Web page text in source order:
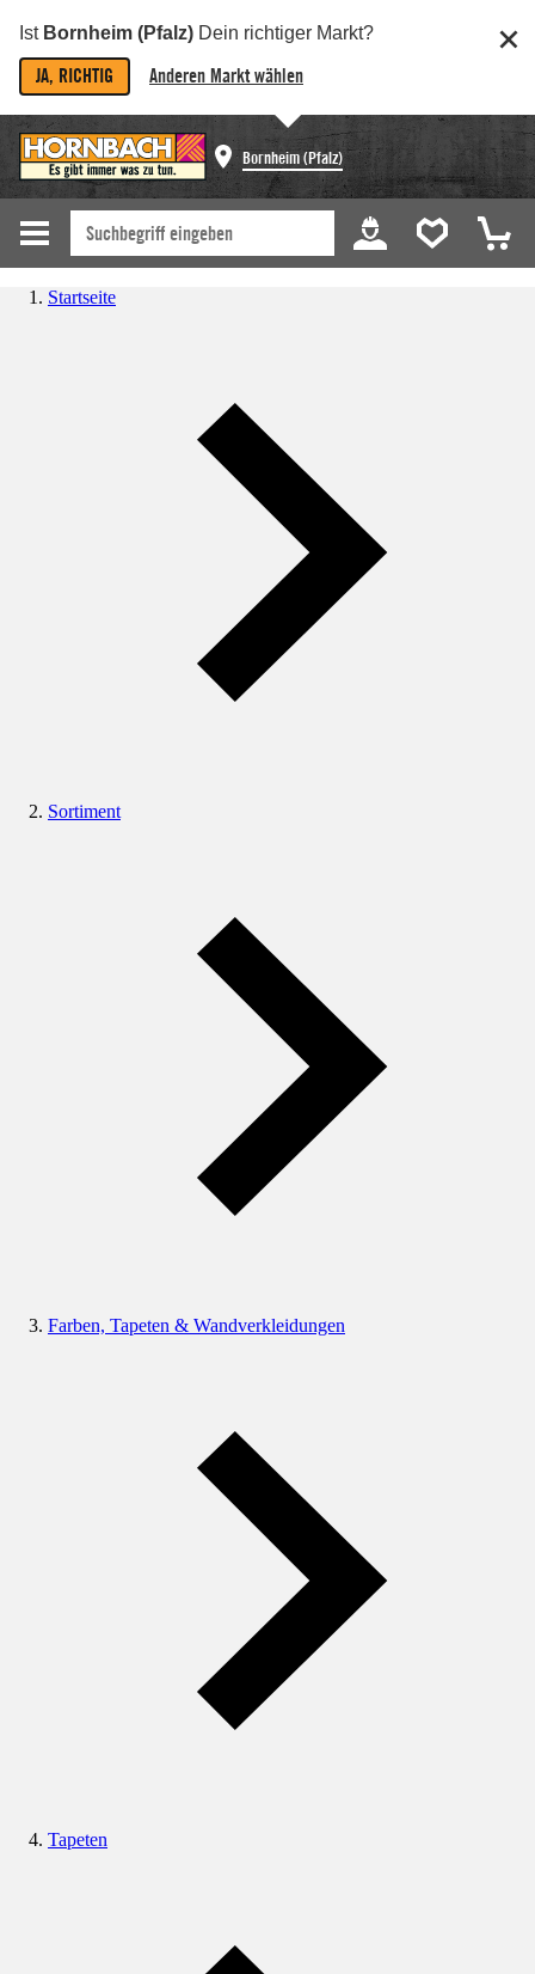
Ist Bornheim (Pfalz) Dein richtiger Markt?
JA, RICHTIG Anderen Markt wählen
Bornheim (Pfalz)
Startseite
Sortiment
Farben, Tapeten & Wandverkleidungen
Tapeten